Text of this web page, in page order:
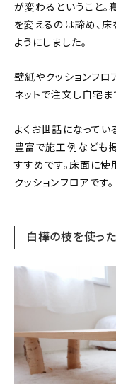
が変わるということ
を変えるのは諦め、
ようにしました。
壁紙やクッションフ
ネットで注文し自宅ま
よくお世話になってい
豊富で施工例なども
すすめです。床面に使
クッションフロアです。
白樺の枝を使っ